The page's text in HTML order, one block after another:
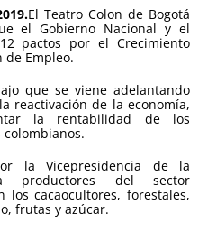
El Teatro Colon de Bogotá
el Gobierno Nacional y el
pactos por el Crecimiento
de Empleo.
que se viene adelantando
reactivación de la economía,
la rentabilidad de los
la Vicepresidencia de la
productores del sector
los cacaocultores, forestales,
frutas y azúcar.